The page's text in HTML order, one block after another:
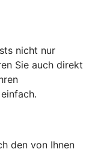
nicht nur
Sie auch direkt
den von Ihnen